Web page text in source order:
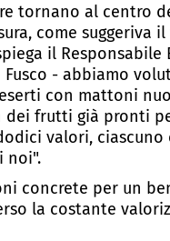
tornano al centro
come suggeriva
il Responsabile
- abbiamo
con mattoni
frutti già pronti
valori, ciascuno
noi".
concrete per un
la costante